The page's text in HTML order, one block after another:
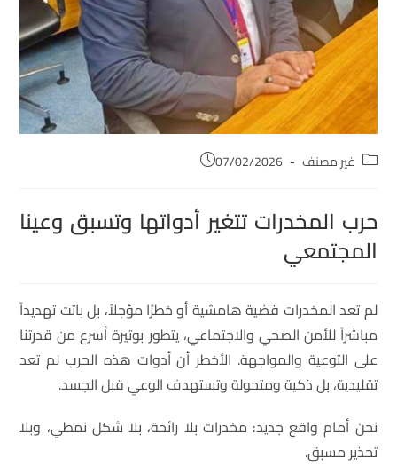
غير مصنف 07/02/2026
حرب المخدرات تتغير أدواتها وتسبق وعينا
المجتمعي
لم تعد المخدرات قضية هامشية أو خطرًا مؤجلاً، بل باتت تهديداً
مباشراً للأمن الصحي والاجتماعي، يتطور بوتيرة أسرع من قدرتنا
على التوعية والمواجهة. الأخطر أن أدوات هذه الحرب لم تعد
تقليدية، بل ذكية ومتحولة وتستهدف الوعي قبل الجسد.
نحن أمام واقع جديد: مخدرات بلا رائحة، بلا شكل نمطي، وبلا
تحذير مسبق.